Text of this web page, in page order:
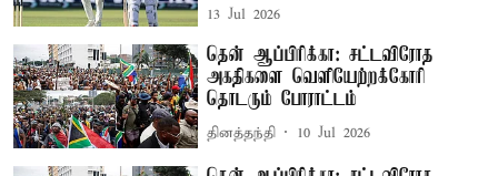
13 Jul 2026
தென் ஆப்பிரிக்கா: சட்டவிரோத
அகதிகளை வெளியேற்றக்கோரி
தொடரும் போராட்டம்
தினத்தந்தி 10 Jul 2026